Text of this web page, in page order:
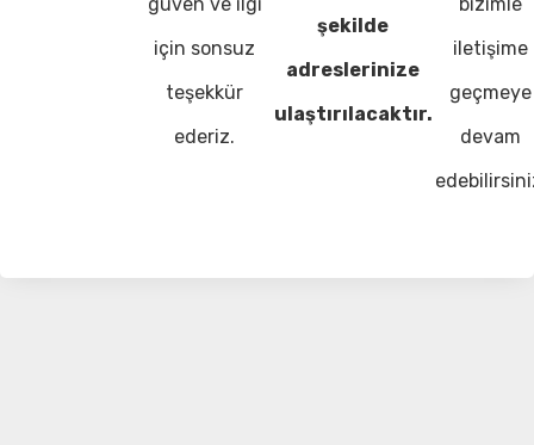
için sonsuz
teşekkür
ederiz.
şekilde
adreslerinize
ulaştırılacaktır.
iletişime
geçmeye
devam